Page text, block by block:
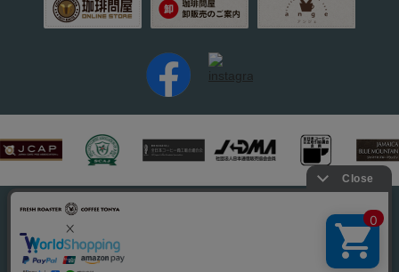
Copyright (C) 2026 Coffee Tonya. All rights reserved.